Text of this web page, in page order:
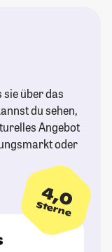
über das
du sehen,
Angebot
oder
4,0
Sterne